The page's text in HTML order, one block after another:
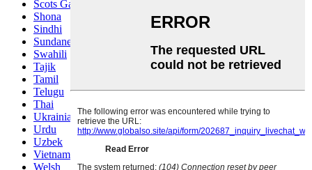
Scots Gaelic
Shona
Sindhi
Sundanese
Swahili
Tajik
Tamil
Telugu
Thai
Ukrainian
Urdu
Uzbek
Vietnamese
Welsh